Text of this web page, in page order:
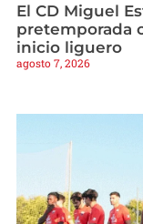
El CD Miguel
pretemporada
inicio liguero
agosto 7, 2026